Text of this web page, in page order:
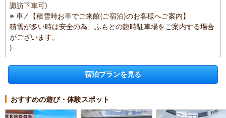
諏訪下車可)
※ 車 ⁄ 【積雪時お車でご来館(ご宿泊)のお客様へご案内】
積雪が多い時は安全の為、ふもとの臨時駐車場をご案内する場合
がございます。
)
宿泊プランを見る
おすすめの遊び・体験スポット